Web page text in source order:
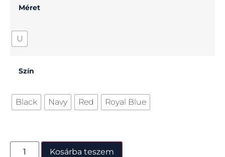
Méret
U
Szín
Black Navy Red Royal Blue
Kosárba teszem